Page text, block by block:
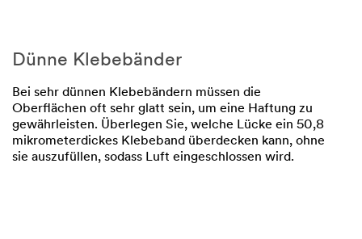
Dünne Klebebänder
Bei sehr dünnen Klebebändern müssen die
Oberflächen oft sehr glatt sein, um eine Haftung zu
gewährleisten. Überlegen Sie, welche Lücke ein 50,8
mikrometerdickes Klebeband überdecken kann, ohne
sie auszufüllen, sodass Luft eingeschlossen wird.